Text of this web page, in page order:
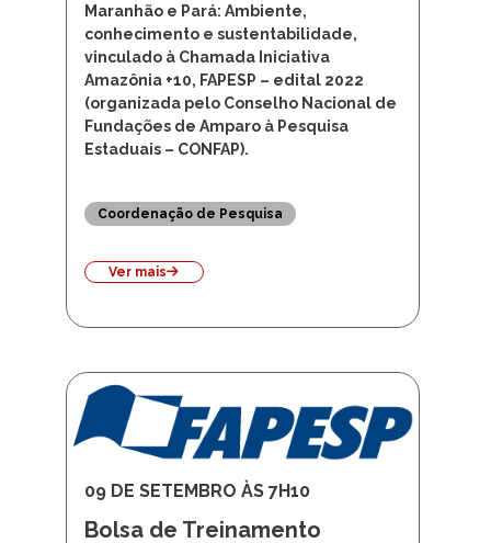
Maranhão e Pará: Ambiente,
conhecimento e sustentabilidade,
vinculado à Chamada Iniciativa
Amazônia +10, FAPESP – edital 2022
(organizada pelo Conselho Nacional de
Fundações de Amparo à Pesquisa
Estaduais – CONFAP).
Coordenação de Pesquisa
Ver mais
09 DE SETEMBRO ÀS 7H10
Bolsa de Treinamento